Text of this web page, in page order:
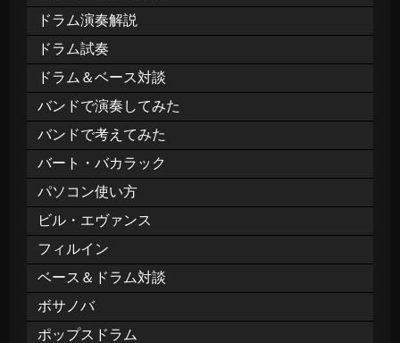
ドラム演奏解説
ドラム試奏
ドラム＆ベース対談
バンドで演奏してみた
バンドで考えてみた
バート・バカラック
パソコン使い方
ビル・エヴァンス
フィルイン
ベース＆ドラム対談
ボサノバ
ポップスドラム